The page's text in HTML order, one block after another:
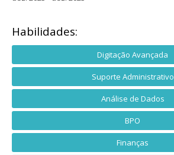
Habilidades:
Digitação Avançada
Suporte Administrativo
Análise de Dados
BPO
Finanças